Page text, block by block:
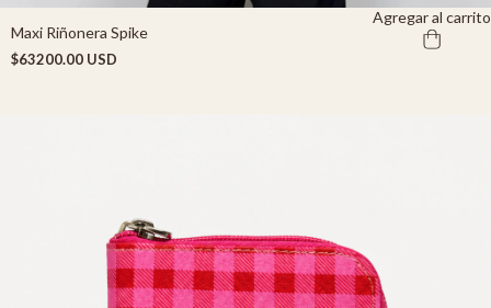
Maxi Riñonera Spike
$63200.00 USD
Agregar al carrito